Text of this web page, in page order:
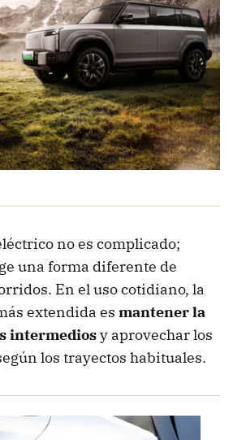
no es complicado;
una forma diferente de
En el uso cotidiano, la
extendida es mantener la
intermediosy aprovechar los
los trayectos habituales.